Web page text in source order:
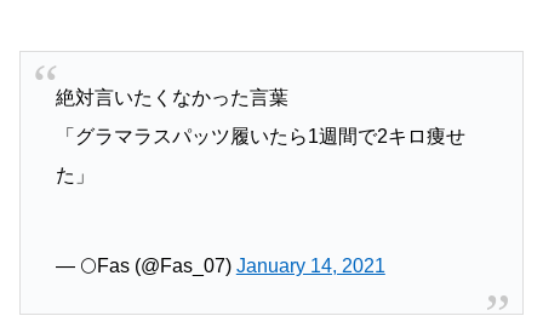
絶対言いたくなかった言葉
「グラマラスパッツ履いたら1週間で2キロ痩せ
た」
— 🌕Fas (@Fas_07) January 14, 2021